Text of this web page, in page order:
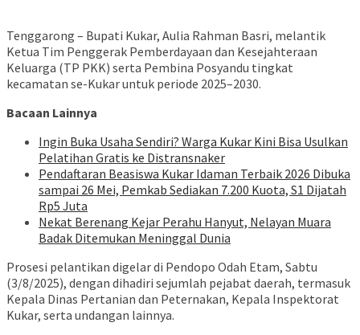
Tenggarong – Bupati Kukar, Aulia Rahman Basri, melantik
Ketua Tim Penggerak Pemberdayaan dan Kesejahteraan
Keluarga (TP PKK) serta Pembina Posyandu tingkat
kecamatan se-Kukar untuk periode 2025–2030.
Bacaan Lainnya
Ingin Buka Usaha Sendiri? Warga Kukar Kini Bisa Usulkan
Pelatihan Gratis ke Distransnaker
Pendaftaran Beasiswa Kukar Idaman Terbaik 2026 Dibuka
sampai 26 Mei, Pemkab Sediakan 7.200 Kuota, S1 Dijatah
Rp5 Juta
Nekat Berenang Kejar Perahu Hanyut, Nelayan Muara
Badak Ditemukan Meninggal Dunia
Prosesi pelantikan digelar di Pendopo Odah Etam, Sabtu
(3/8/2025), dengan dihadiri sejumlah pejabat daerah, termasuk
Kepala Dinas Pertanian dan Peternakan, Kepala Inspektorat
Kukar, serta undangan lainnya.